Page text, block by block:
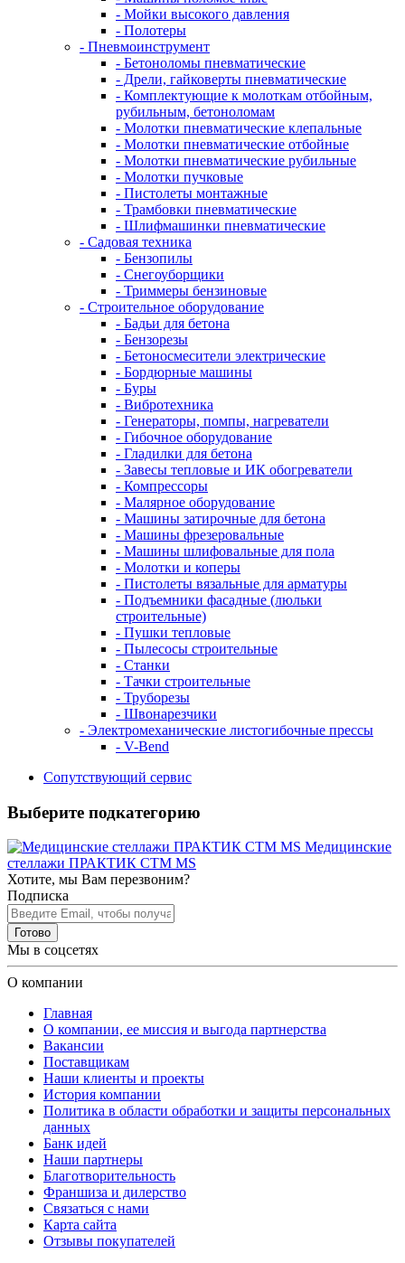
- Мойки высокого давления
- Полотеры
- Пневмоинструмент
- Бетоноломы пневматические
- Дрели, гайковерты пневматические
- Комплектующие к молоткам отбойным,
рубильным, бетоноломам
- Молотки пневматические клепальные
- Молотки пневматические отбойные
- Молотки пневматические рубильные
- Молотки пучковые
- Пистолеты монтажные
- Трамбовки пневматические
- Шлифмашинки пневматические
- Садовая техника
- Бензопилы
- Снегоуборщики
- Триммеры бензиновые
- Строительное оборудование
- Бадьи для бетона
- Бензорезы
- Бетоносмесители электрические
- Бордюрные машины
- Буры
- Вибротехника
- Генераторы, помпы, нагреватели
- Гибочное оборудование
- Гладилки для бетона
- Завесы тепловые и ИК обогреватели
- Компрессоры
- Малярное оборудование
- Машины затирочные для бетона
- Машины фрезеровальные
- Машины шлифовальные для пола
- Молотки и коперы
- Пистолеты вязальные для арматуры
- Подъемники фасадные (люльки
строительные)
- Пушки тепловые
- Пылесосы строительные
- Станки
- Тачки строительные
- Труборезы
- Швонарезчики
- Электромеханические листогибочные прессы
- V-Bend
Сопутствующий сервис
Выберите подкатегорию
Медицинские
стеллажи ПРАКТИК СТМ MS
Хотите, мы Вам перезвоним?
Подписка
Готово
Мы в соцсетях
О компании
Главная
О компании, ее миссия и выгода партнерства
Вакансии
Поставщикам
Наши клиенты и проекты
История компании
Политика в области обработки и защиты персональных
данных
Банк идей
Наши партнеры
Благотворительность
Франшиза и дилерство
Связаться с нами
Карта сайта
Отзывы покупателей